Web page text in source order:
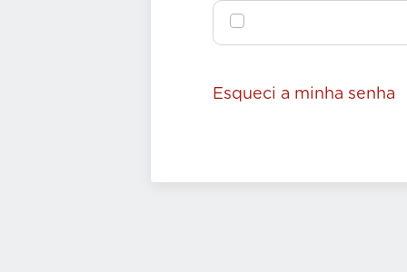
Esqueci a minha senha